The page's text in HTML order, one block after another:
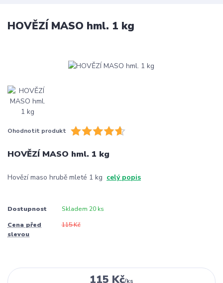
HOVĚZÍ MASO hml. 1 kg
Ohodnotit produkt
HOVĚZÍ MASO hml. 1 kg
Hovězí maso hrubě mleté 1 kg celý popis
Dostupnost Skladem 20 ks
Cena před
slevou
115 Kč
115 Kč/ks